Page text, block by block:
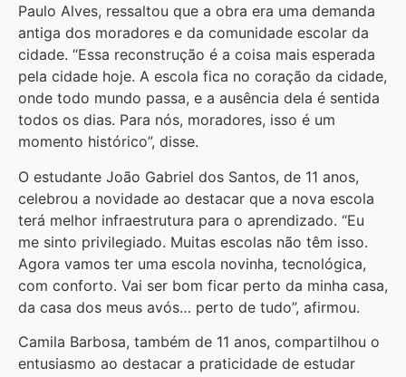
Paulo Alves, ressaltou que a obra era uma demanda
antiga dos moradores e da comunidade escolar da
cidade. “Essa reconstrução é a coisa mais esperada
pela cidade hoje. A escola fica no coração da cidade,
onde todo mundo passa, e a ausência dela é sentida
todos os dias. Para nós, moradores, isso é um
momento histórico”, disse.
O estudante João Gabriel dos Santos, de 11 anos,
celebrou a novidade ao destacar que a nova escola
terá melhor infraestrutura para o aprendizado. “Eu
me sinto privilegiado. Muitas escolas não têm isso.
Agora vamos ter uma escola novinha, tecnológica,
com conforto. Vai ser bom ficar perto da minha casa,
da casa dos meus avós… perto de tudo”, afirmou.
Camila Barbosa, também de 11 anos, compartilhou o
entusiasmo ao destacar a praticidade de estudar